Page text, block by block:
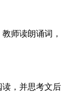
师读朗诵词，
，并思考文后